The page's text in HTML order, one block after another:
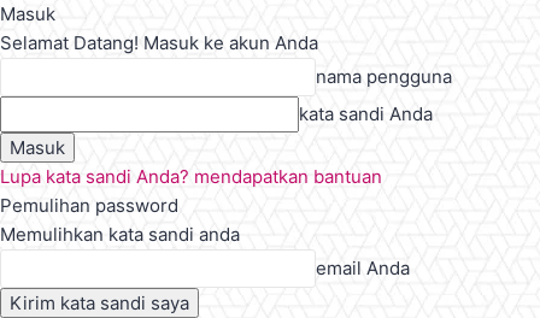
Masuk
Selamat Datang! Masuk ke akun Anda
nama pengguna
kata sandi Anda
Lupa kata sandi Anda? mendapatkan bantuan
Pemulihan password
Memulihkan kata sandi anda
email Anda